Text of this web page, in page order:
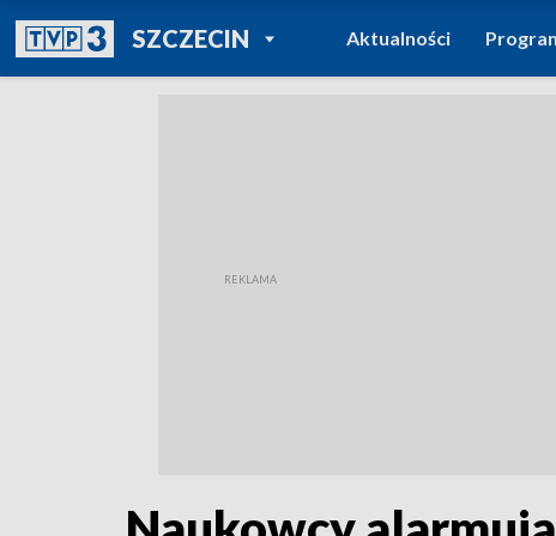
SZCZECINPOWRÓT DO
TVP REGIONY
Aktualności